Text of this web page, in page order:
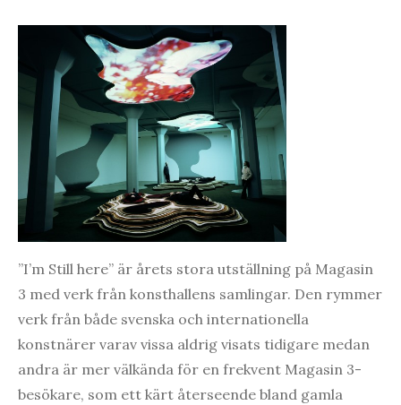
”I’m Still here” är årets stora utställning på Magasin
3 med verk från konsthallens samlingar. Den rymmer
verk från både svenska och internationella
konstnärer varav vissa aldrig visats tidigare medan
andra är mer välkända för en frekvent Magasin 3-
besökare, som ett kärt återseende bland gamla